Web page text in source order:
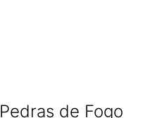
Pedras de Fogo